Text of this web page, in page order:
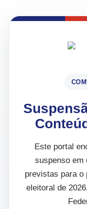
Este portal
suspenso em
previstas para o
eleitoral de